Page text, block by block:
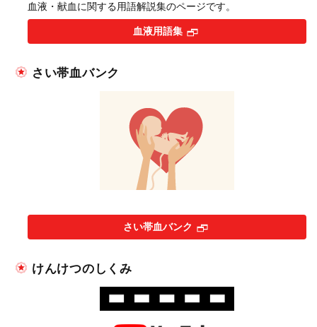
血液・献血に関する用語解説集のページです。
血液用語集
さい帯血バンク
さい帯血バンク
けんけつのしくみ